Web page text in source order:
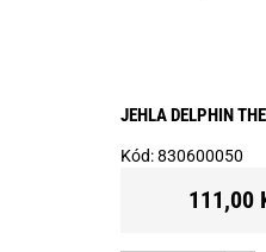
JEHLA DELPHIN
Kód:830600050
111,00